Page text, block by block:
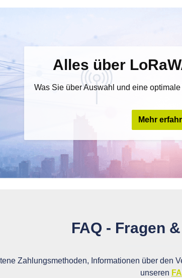
Alles über
Was Sie über Auswahl und eine
Mehr
FAQ - Fragen
Zahlungsmethoden, Informationen über den
unseren